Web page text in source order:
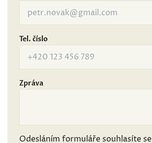
Tel. číslo
Zpráva
Odesláním formuláře souhlasíte se